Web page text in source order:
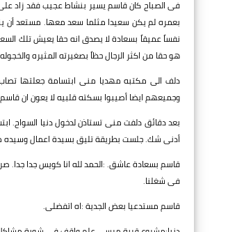
فى الصباح كان قاسم يسير بنشاط عجيب فقد زاد على
بعمره لم يكن سعيدا مثلما سعد معها. مستعد أن
نفساً عميقاً بسعادة لا يصدق انه حقا يعيش تلك
هو حقا من اكثر الرجال حظاً بصغيرته المثيره
دلف الى مكتبه مهديا منى ابتسامة جعلتها
وجميعهم ايضا أصيبوا بسكته قلبيه لا يعون ان
بعد دقائق دلفت منى تستاذن لدخول دنيا السواح.
أدنى شك. جلست بطريقة تليق بسيدة اعمال وسيده
قاسم بسعادة عاشق. :الحمد لله انا كويس جدا جدا.
فى شغلنا.
قاسم مستدعيا بعض الجدية :اه اتفضلى.